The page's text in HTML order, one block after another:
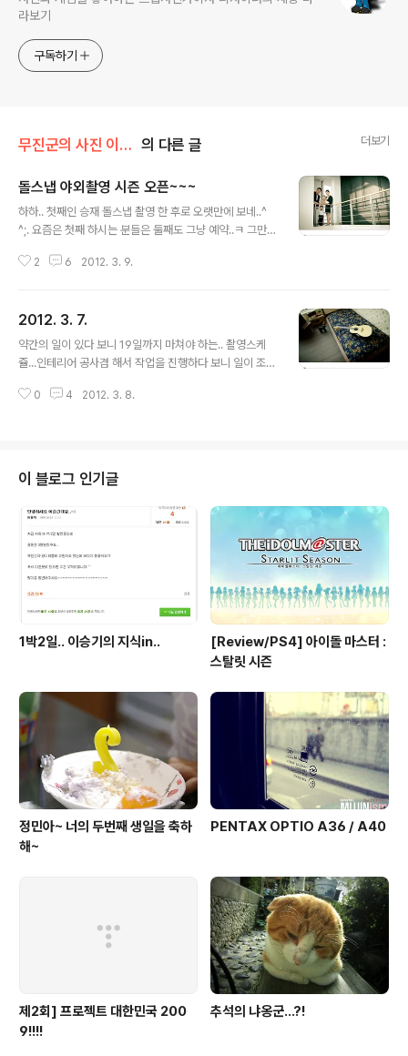
라보기
구독하기
무진군의 사진 이야기 의 다른 글 더보기
돌스냅 야외촬영 시즌 오픈~~~
하하.. 첫째인 승재 돌스냅 촬영 한 후로 오랫만에 보네..^
^;. 요즘은 첫째 하시는 분들은 둘째도 그냥 예약..ㅋ 그만큼
건 역시나 새싹이 많이 안나서..;ㅂ; 흐흑.. 푸르른 계절의 야
@;; 오늘은 바쁘네 정말..
2 6 2012. 3. 9.
2012. 3. 7.
약간의 일이 있다 보니 19일까지 마쳐야 하는.. 촬영스케
쥴...인테리어 공사겸 해서 작업을 진행하다 보니 일이 조금
ㅋㅋㅋ 그래도 생각보다 퀄리티있게 나오고 있는거 같아서
남았으니 고생하시게!!! PS: 미친듯이 백업중.. 보정도 밀린
데다가.. 와이프는 투병중이고.. 딸아이와 나만 똑 떨어진
느낌..뭔가 잘 못해주는게 아닐까 싶기도 하고.. 끄응. 근데
인생살이 다 그런거 아니겠어~ 좋은일 있다 나쁜일도 있고
또 좋은일 있고.. 2012년은 해퓌 위어~~~ 따놓은 당상?..
0 4 2012. 3. 8.
이 블로그 인기글
1박2일.. 이승기의 지식in..
[Review/PS4] 아이돌 마스터 :
스탈릿 시즌
정민아~ 너의 두번째 생일을 축하
해~
PENTAX OPTIO A36 / A40
제2회] 프로젝트 대한민국 200
9!!!!
추석의 냐옹군...?!